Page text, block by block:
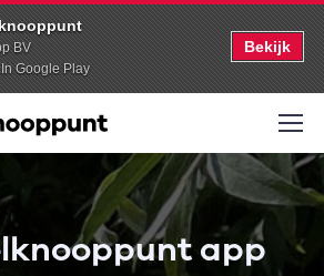
BV
Google Play
Bekijk
app